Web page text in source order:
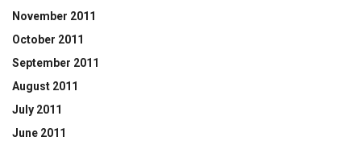
November 2011
October 2011
September 2011
August 2011
July 2011
June 2011